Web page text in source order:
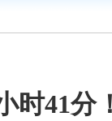
时41分